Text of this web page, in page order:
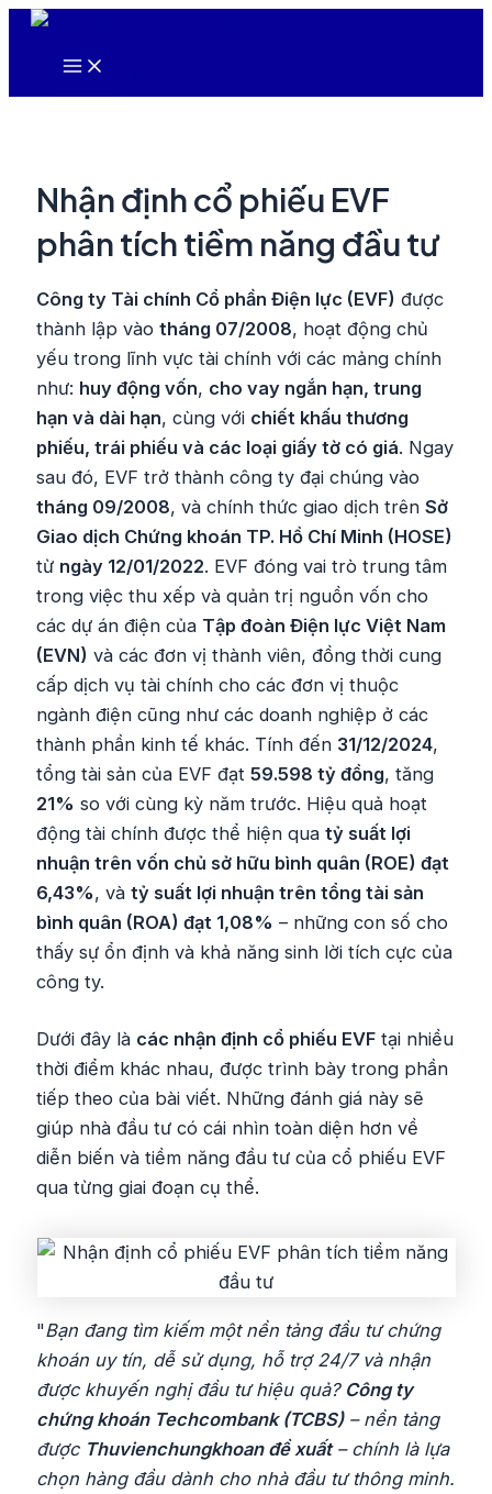
Nhảy
Main
Nhận định cổ phiếu EVF
phân tích tiềm năng đầu tư
Công ty Tài chính Cổ phần Điện lực (EVF) được
thành lập vàotháng 07/2008, hoạt động chủ
yếu trong lĩnh vực tài chính với các mảng chính
như: huy động vốn, cho vay ngắn hạn, trung
hạn và dài hạn, cùng với chiết khấu thương
phiếu, trái phiếu và các loại giấy tờ có giá. Ngay
sau đó, EVF trở thành công ty đại chúng vào
tháng 09/2008, và chính thức giao dịch trênSở
Giao dịch Chứng khoán TP. Hồ Chí Minh (HOSE)
từ ngày 12/01/2022. EVF đóng vai trò trung tâm
trong việc thu xếp và quản trị nguồn vốn cho
các dự án điện của Tập đoàn Điện lực Việt Nam
(EVN) và các đơn vị thành viên, đồng thời cung
cấp dịch vụ tài chính cho các đơn vị thuộc
ngành điện cũng như các doanh nghiệp ở các
thành phần kinh tế khác. Tính đến 31/12/2024,
tổng tài sản của EVF đạt59.598 tỷ đồng, tăng
21% so với cùng kỳ năm trước. Hiệu quả hoạt
động tài chính được thể hiện quatỷ suất lợi
nhuận trên vốn chủ sở hữu bình quân (ROE) đạt
6,43%, vàtỷ suất lợi nhuận trên tổng tài sản
bình quân (ROA) đạt 1,08% – những con số cho
thấy sự ổn định và khả năng sinh lời tích cực của
công ty.
Dưới đây là các nhận định cổ phiếu EVF tại nhiều
thời điểm khác nhau, được trình bày trong phần
tiếp theo của bài viết. Những đánh giá này sẽ
giúp nhà đầu tư có cái nhìn toàn diện hơn về
diễn biến và tiềm năng đầu tư của cổ phiếu EVF
qua từng giai đoạn cụ thể.
"Bạn đang tìm kiếm một nền tảng đầu tư chứng
khoán uy tín, dễ sử dụng, hỗ trợ 24/7 và nhận
được khuyến nghị đầu tư hiệu quả? Công ty
chứng khoán Techcombank (TCBS)– nền tảng
được Thuvienchungkhoan đề xuất– chính là lựa
chọn hàng đầu dành cho nhà đầu tư thông minh.